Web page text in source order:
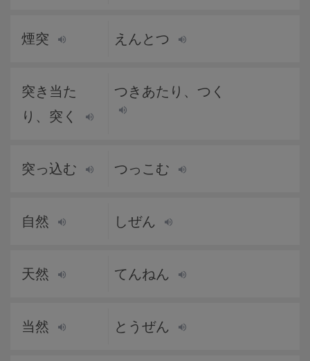
煙突 えんとつ
突き当た
り、突く
つきあたり、つく
突っ込む つっこむ
自然 しぜん
天然 てんねん
当然 とうぜん